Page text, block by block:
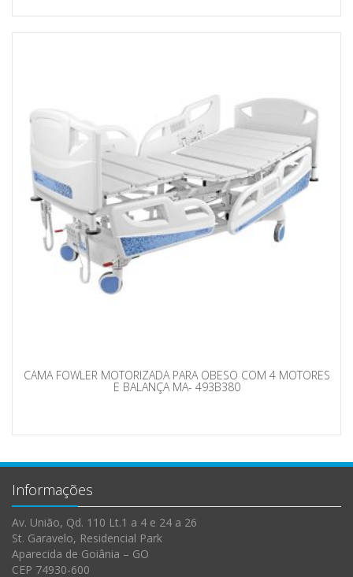
CAMA FOWLER MOTORIZADA PARA OBESO COM 4 MOTORES
E BALANÇA MA- 493B380
Informações
Av. União, Qd. 110 Lt.1 a 4 e 24 a 26
St. Garavelo, Residencial Park
Aparecida de Goiânia – GO
CEP 74930-600